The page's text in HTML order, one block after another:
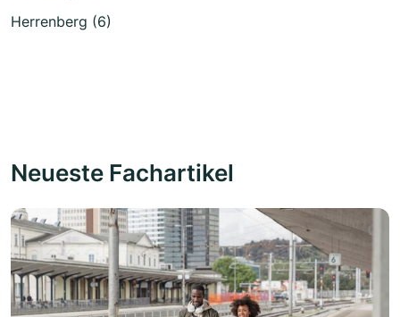
Herrenberg (6)
Neueste Fachartikel